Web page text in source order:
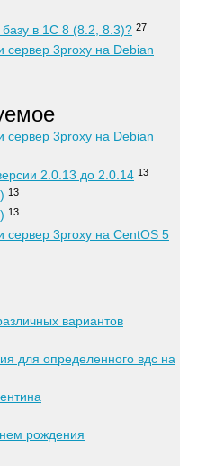
в 1С 8 (8.2, 8.3)? 27
сервер 3proxy на Debian
сервер 3proxy на Debian
2.0.13 до 2.0.14 13
13
13
сервер 3proxy на CentOS 5
вариантов
для определенного вдс на
рождения